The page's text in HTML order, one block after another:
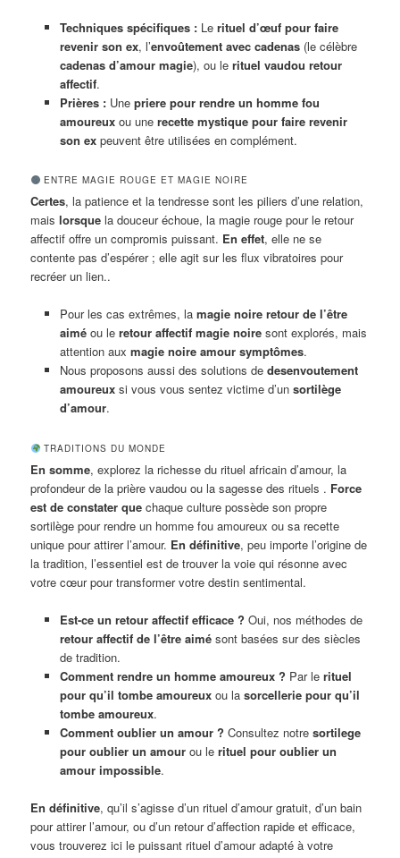
Techniques spécifiques :Le rituel d’œuf pour faire
revenir son ex, l’envoûtement avec cadenas(le célèbre
cadenas d’amour magie), ou le rituel vaudou retour
affectif.
Prières :Une priere pour rendre un homme fou
amoureuxou une recette mystique pour faire revenir
son expeuvent être utilisées en complément.
ENTRE MAGIE ROUGE ET MAGIE NOIRE
Certes, la patience et la tendresse sont les piliers d’une relation,
maislorsque la douceur échoue, la magie rouge pour le retour
affectif offre un compromis puissant. En effet, elle ne se
contente pas d’espérer ; elle agit sur les flux vibratoires pour
recréer un lien..
Pour les cas extrêmes, la magie noire retour de l’être
aiméou le retour affectif magie noiresont explorés, mais
attention aux magie noire amour symptômes.
Nous proposons aussi des solutions de desenvoutement
amoureuxsi vous vous sentez victime d’un sortilège
d’amour.
TRADITIONS DU MONDE
En somme, explorez la richesse du rituel africain d’amour, la
profondeur de la prière vaudou ou la sagesse des rituels . Force
est de constater que chaque culture possède son propre
sortilège pour rendre un homme fou amoureux ou sa recette
unique pour attirer l’amour. En définitive, peu importe l’origine de
la tradition, l’essentiel est de trouver la voie qui résonne avec
votre cœur pour transformer votre destin sentimental.
Est-ce un retour affectif efficace ? Oui, nos méthodes de
retour affectif de l’être aimésont basées sur des siècles
de tradition.
Comment rendre un homme amoureux ? Par le rituel
pour qu’il tombe amoureuxou la sorcellerie pour qu’il
tombe amoureux.
Comment oublier un amour ? Consultez notre sortilege
pour oublier un amourou le rituel pour oublier un
amour impossible.
En définitive, qu’il s’agisse d’un rituel d’amour gratuit, d’un bain
pour attirer l’amour, ou d’un retour d’affection rapide et efficace,
vous trouverez ici le puissant rituel d’amour adapté à votre